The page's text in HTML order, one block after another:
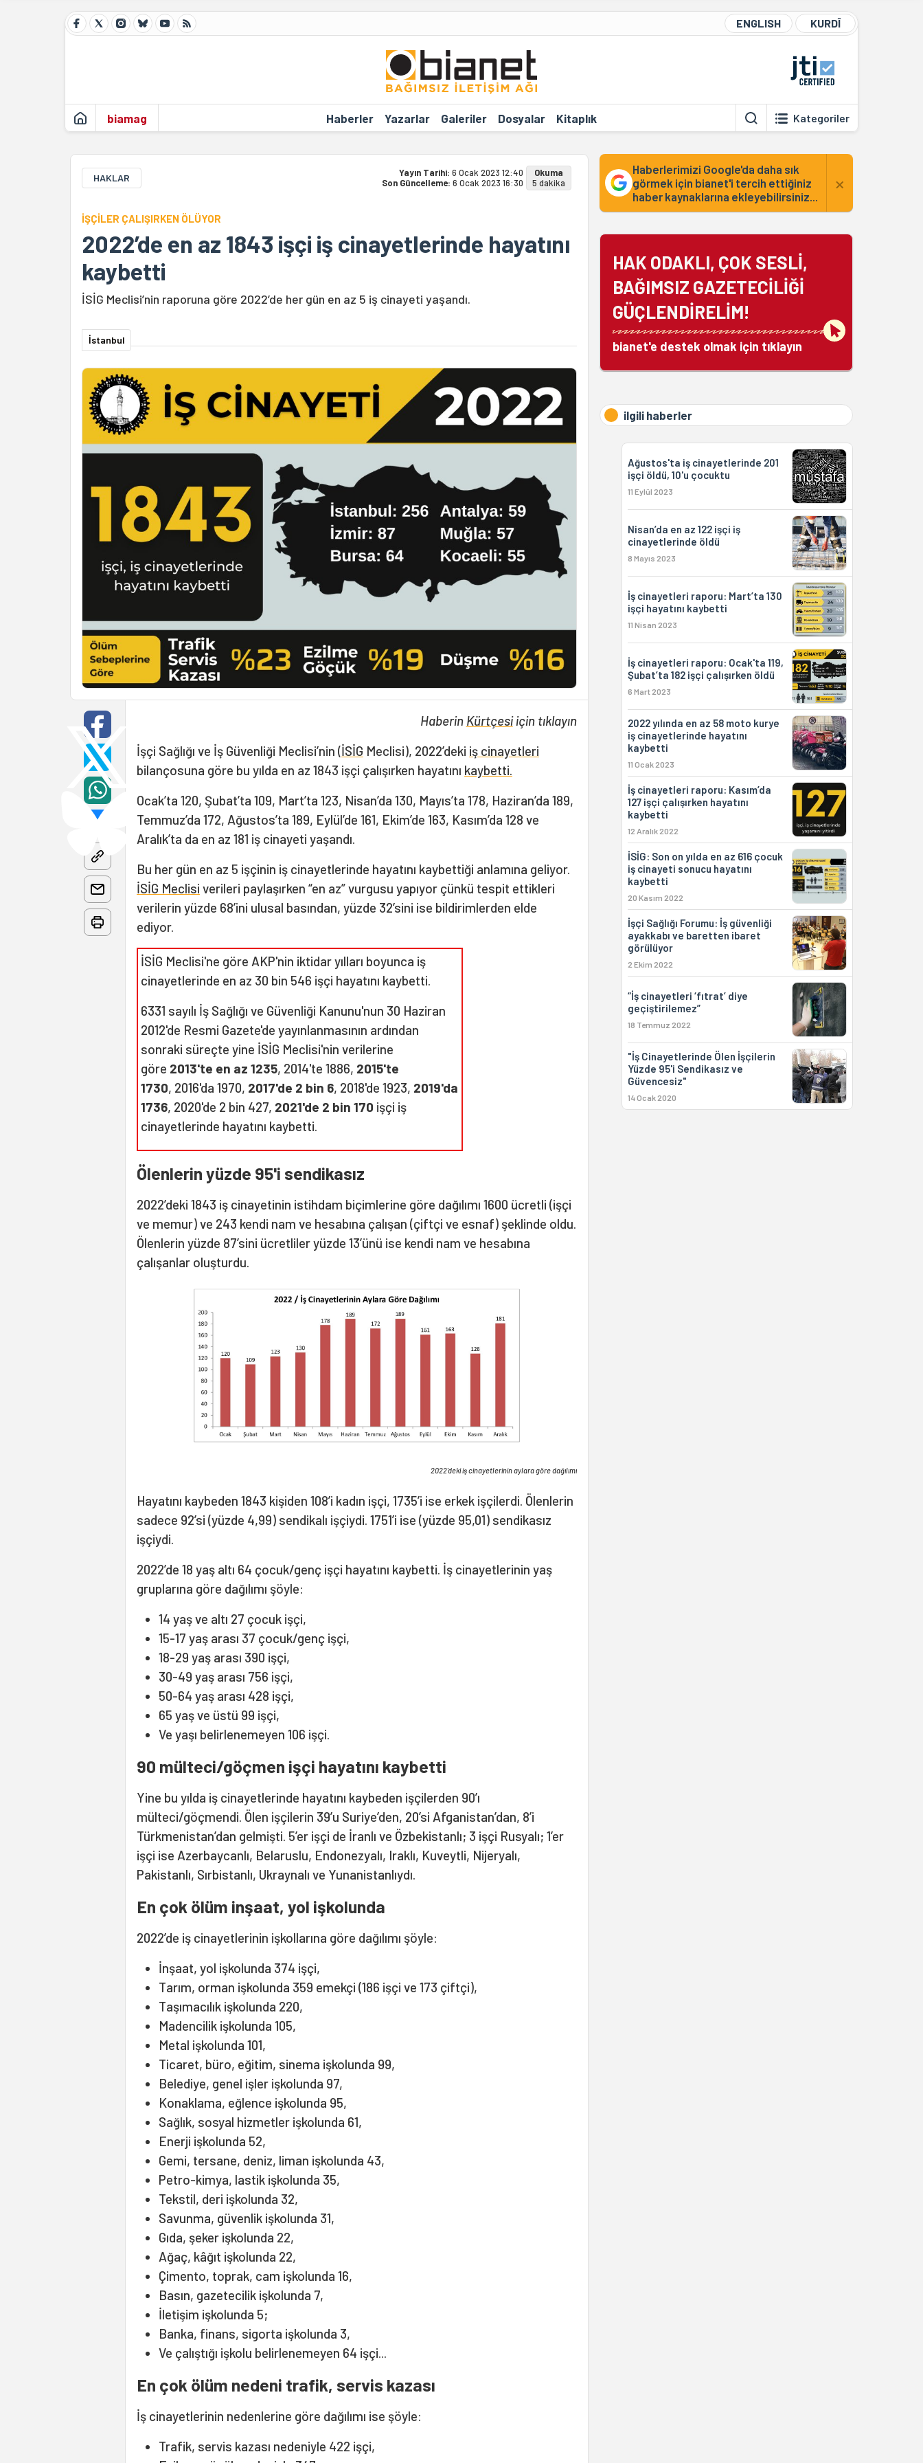
ENGLISH KURDÎ
biamag Haberler Yazarlar Galeriler Dosyalar Kitaplık Kategoriler
HAKLAR Yayın Tarihi: 6 Ocak 2023 12:40
Son Güncelleme: 6 Ocak 2023 16:30
Okuma
5 dakika
İŞÇİLER ÇALIŞIRKEN ÖLÜYOR
2022’de en az 1843 işçi iş cinayetlerinde hayatını
kaybetti
İSİG Meclisi’nin raporuna göre 2022’de her gün en az 5 iş cinayeti yaşandı.
İstanbul
Haberin Kürtçesiiçin tıklayın
İşçi Sağlığı ve İş Güvenliği Meclisi’nin (İSİG Meclisi), 2022’deki iş cinayetleri
bilançosuna göre bu yılda en az 1843 işçi çalışırken hayatını kaybetti.
Ocak’ta 120, Şubat’ta 109, Mart’ta 123, Nisan’da 130, Mayıs’ta 178, Haziran’da 189,
Temmuz’da 172, Ağustos’ta 189, Eylül’de 161, Ekim’de 163, Kasım’da 128 ve
Aralık’ta da en az 181 iş cinayeti yaşandı.
Bu her gün en az 5 işçinin iş cinayetlerinde hayatını kaybettiği anlamına geliyor.
İSİG Meclisi verileri paylaşırken “en az” vurgusu yapıyor çünkü tespit ettikleri
verilerin yüzde 68’ini ulusal basından, yüzde 32’sini ise bildirimlerden elde
ediyor.
İSİG Meclisi'ne göre AKP'nin iktidar yılları boyunca iş
cinayetlerinde en az 30 bin 546 işçi hayatını kaybetti.
6331 sayılı İş Sağlığı ve Güvenliği Kanunu'nun 30 Haziran
2012'de Resmi Gazete'de yayınlanmasının ardından
sonraki süreçte yine İSİG Meclisi'nin verilerine
göre 2013'te en az 1235, 2014'te 1886, 2015'te
1730, 2016'da 1970, 2017'de 2 bin 6, 2018'de 1923, 2019'da
1736, 2020'de 2 bin 427, 2021'de 2 bin 170 işçi iş
cinayetlerinde hayatını kaybetti.
Ölenlerin yüzde 95'i sendikasız
2022’deki 1843 iş cinayetinin istihdam biçimlerine göre dağılımı 1600 ücretli (işçi
ve memur) ve 243 kendi nam ve hesabına çalışan (çiftçi ve esnaf) şeklinde oldu.
Ölenlerin yüzde 87’sini ücretliler yüzde 13’ünü ise kendi nam ve hesabına
çalışanlar oluşturdu.
2022'deki iş cinayetlerinin aylara göre dağılımı
Hayatını kaybeden 1843 kişiden 108’i kadın işçi, 1735’i ise erkek işçilerdi. Ölenlerin
sadece 92’si (yüzde 4,99) sendikalı işçiydi. 1751’i ise (yüzde 95,01) sendikasız
işçiydi.
2022’de 18 yaş altı 64 çocuk/genç işçi hayatını kaybetti. İş cinayetlerinin yaş
gruplarına göre dağılımı şöyle:
14 yaş ve altı 27 çocuk işçi,
15-17 yaş arası 37 çocuk/genç işçi,
18-29 yaş arası 390 işçi,
30-49 yaş arası 756 işçi,
50-64 yaş arası 428 işçi,
65 yaş ve üstü 99 işçi,
Ve yaşı belirlenemeyen 106 işçi.
90 mülteci/göçmen işçi hayatını kaybetti
Yine bu yılda iş cinayetlerinde hayatını kaybeden işçilerden 90’ı
mülteci/göçmendi. Ölen işçilerin 39’u Suriye’den, 20’si Afganistan’dan, 8’i
Türkmenistan’dan gelmişti. 5’er işçi de İranlı ve Özbekistanlı; 3 işçi Rusyalı; 1’er
işçi ise Azerbaycanlı, Belaruslu, Endonezyalı, Iraklı, Kuveytli, Nijeryalı,
Pakistanlı, Sırbistanlı, Ukraynalı ve Yunanistanlıydı.
En çok ölüm inşaat, yol işkolunda
2022’de iş cinayetlerinin işkollarına göre dağılımı şöyle:
İnşaat, yol işkolunda 374 işçi,
Tarım, orman işkolunda 359 emekçi (186 işçi ve 173 çiftçi),
Taşımacılık işkolunda 220,
Madencilik işkolunda 105,
Metal işkolunda 101,
Ticaret, büro, eğitim, sinema işkolunda 99,
Belediye, genel işler işkolunda 97,
Konaklama, eğlence işkolunda 95,
Sağlık, sosyal hizmetler işkolunda 61,
Enerji işkolunda 52,
Gemi, tersane, deniz, liman işkolunda 43,
Petro-kimya, lastik işkolunda 35,
Tekstil, deri işkolunda 32,
Savunma, güvenlik işkolunda 31,
Gıda, şeker işkolunda 22,
Ağaç, kâğıt işkolunda 22,
Çimento, toprak, cam işkolunda 16,
Basın, gazetecilik işkolunda 7,
İletişim işkolunda 5;
Banka, finans, sigorta işkolunda 3,
Ve çalıştığı işkolu belirlenemeyen 64 işçi...
En çok ölüm nedeni trafik, servis kazası
İş cinayetlerinin nedenlerine göre dağılımı ise şöyle:
Trafik, servis kazası nedeniyle 422 işçi,
Haberlerimizi Google'da daha sık
görmek için bianet'i tercih ettiğiniz
haber kaynaklarına ekleyebilirsiniz...
×
HAK ODAKLI, ÇOK SESLİ,
BAĞIMSIZ GAZETECİLİĞİ
GÜÇLENDİRELİM!
bianet'e destek olmak için tıklayın
ilgili haberler
Ağustos'ta iş cinayetlerinde 201
işçi öldü, 10'u çocuktu
11 Eylül 2023
Nisan’da en az 122 işçi iş
cinayetlerinde öldü
8 Mayıs 2023
İş cinayetleri raporu: Mart’ta 130
işçi hayatını kaybetti
11 Nisan 2023
İş cinayetleri raporu: Ocak'ta 119,
Şubat’ta 182 işçi çalışırken öldü
6 Mart 2023
2022 yılında en az 58 moto kurye
iş cinayetlerinde hayatını
kaybetti
11 Ocak 2023
İş cinayetleri raporu: Kasım’da
127 işçi çalışırken hayatını
kaybetti
12 Aralık 2022
İSİG: Son on yılda en az 616 çocuk
iş cinayeti sonucu hayatını
kaybetti
20 Kasım 2022
İşçi Sağlığı Forumu: İş güvenliği
ayakkabı ve baretten ibaret
görülüyor
2 Ekim 2022
“İş cinayetleri ‘fıtrat’ diye
geçiştirilemez”
18 Temmuz 2022
"İş Cinayetlerinde Ölen İşçilerin
Yüzde 95'i Sendikasız ve
Güvencesiz"
14 Ocak 2020